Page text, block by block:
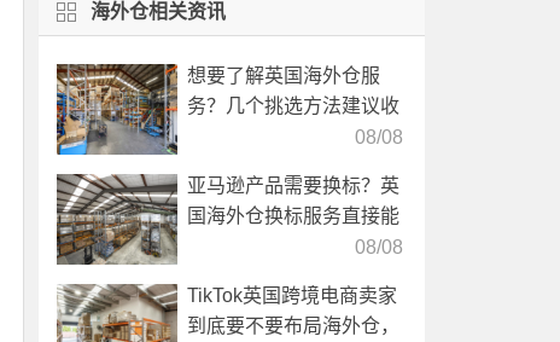
海外仓相关资讯
想要了解英国海外仓服
务？几个挑选方法建议收
08/08
亚马逊产品需要换标？英
国海外仓换标服务直接能
08/08
TikTok英国跨境电商卖家
到底要不要布局海外仓，